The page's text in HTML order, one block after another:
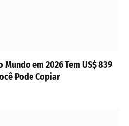
Mundo em 2026 Tem US$ 839
Pode Copiar